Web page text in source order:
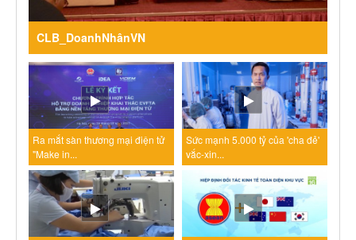
CLB_DoanhNhânVN
Ra mắt sàn thương mại điện tử
"Make in...
Sức mạnh 5.000 tỷ của 'cha đẻ'
vắc-xin...